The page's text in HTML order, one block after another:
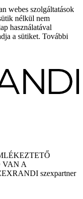
webes szolgáltatások
nélkül nem
használatával
a sütiket. További
VAN A
szexpartner